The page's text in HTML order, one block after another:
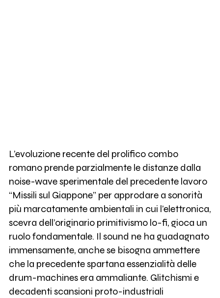
L’evoluzione recente del prolifico combo
romano prende parzialmente le distanze dalla
noise-wave sperimentale del precedente lavoro
“Missili sul Giappone” per approdare a sonorità
più marcatamente ambientali in cui l’elettronica,
scevra dell’originario primitivismo lo-fi, gioca un
ruolo fondamentale. Il sound ne ha guadagnato
immensamente, anche se bisogna ammettere
che la precedente spartana essenzialità delle
drum-machines era ammaliante. Glitchismi e
decadenti scansioni proto-industriali